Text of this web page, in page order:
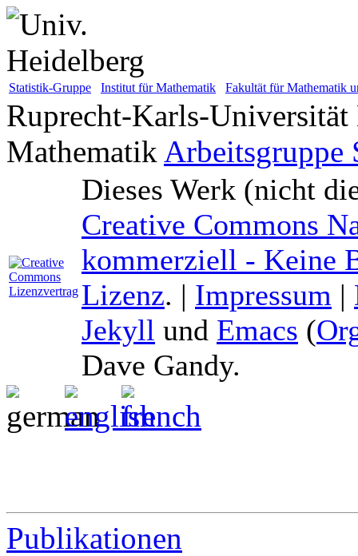
Statistik-Gruppe Institut für Mathematik Fakultät für Mathematik
Ruprecht-Karls-Universität
Mathematik Arbeitsgruppe
Dieses Werk (nicht
Creative Commons
kommerziell - Keine
Lizenz. | Impressum |
Jekyll und Emacs (
Dave Gandy.
Publikationen